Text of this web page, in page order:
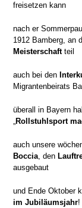
freisetzen kann
nach er
1912 Bamberg, an
Meisterschaftteil
auch bei den
Migrantenbeirats
überall in Bayern
„Rollstuhlsport
auch unsere
Boccia, den
ausgebaut
und Ende Oktober
im Jubiläumsjahr!